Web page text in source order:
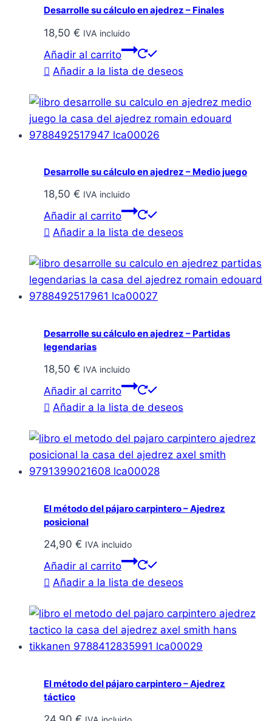
Desarrolle su cálculo en ajedrez – Finales
18,50 € IVA incluido
Añadir al carrito
Añadir a la lista de deseos
Desarrolle su cálculo en ajedrez – Medio juego
18,50 € IVA incluido
Añadir al carrito
Añadir a la lista de deseos
Desarrolle su cálculo en ajedrez – Partidas
legendarias
18,50 € IVA incluido
Añadir al carrito
Añadir a la lista de deseos
El método del pájaro carpintero – Ajedrez
posicional
24,90 € IVA incluido
Añadir al carrito
Añadir a la lista de deseos
El método del pájaro carpintero – Ajedrez
táctico